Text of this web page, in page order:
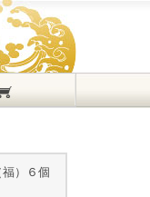
）６個